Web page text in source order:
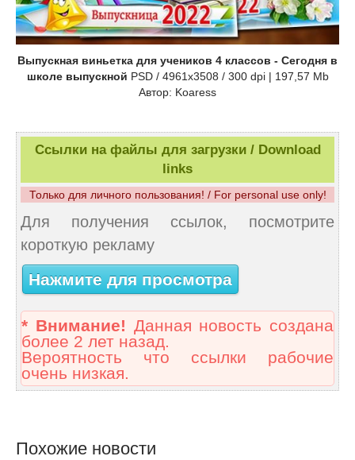
Выпускная виньетка для учеников 4 классов - Сегодня в
школе выпускной PSD / 4961x3508 / 300 dpi | 197,57 Mb
Автор: Koaress
Ссылки на файлы для загрузки / Download
links
Только для личного пользования! / For personal use only!
Для получения ссылок, посмотрите
короткую рекламу
Нажмите для просмотра
* Внимание! Данная новость создана
более 2 лет назад.
Вероятность что ссылки рабочие
очень низкая.
Похожие новости